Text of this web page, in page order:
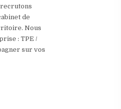
recrutons
de
Nous
: TPE /
sur vos